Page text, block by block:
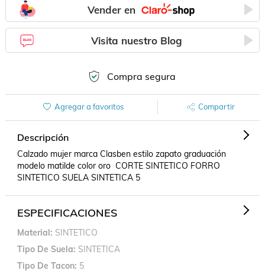
Vender en
Visita nuestro Blog
Compra segura
Agregar a favoritos Compartir
Descripción
Calzado mujer marca Clasben estilo zapato graduación
modelo matilde color oro  CORTE SINTETICO FORRO
SINTETICO SUELA SINTETICA 5
ESPECIFICACIONES
Material SINTETICO
Tipo De Suela SINTETICA
Tipo De Tacon 5